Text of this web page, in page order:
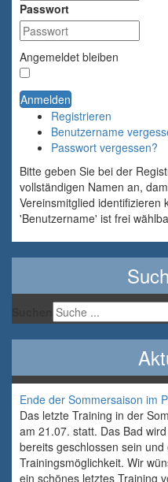
Passwort
Angemeldet bleiben
Anmelden
Registrieren
Benutzername
Passwort vergessen?
Bitte geben Sie bei der
vollständigen Namen an,
Vereinsmitglied identifizieren
'Benutzername' ist frei
Ende der Sommersaison im
Das letzte Training in der
am 21.07. statt. Das Bad
bereits geschlossen sein
Trainingsmöglichkeit. Wir
ein schönes letztes Training